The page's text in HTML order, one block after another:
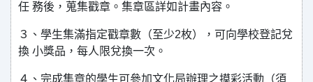
任 務後，蒐集戳章。集章區詳如計畫內容。
３、學生集滿指定戳章數（至少2枚），可向學校登記兌
換 小獎品，每人限兌換一次。
４、完成集章的學生可參加文化局辦理之摸彩活動（須